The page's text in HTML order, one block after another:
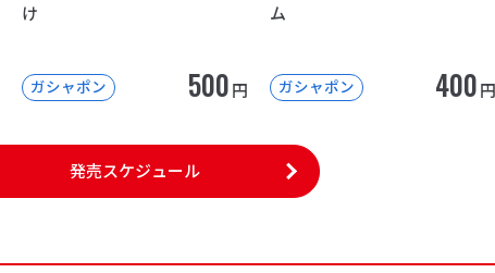
け
ガシャポン 500円
ム
ガシャポン 400円
発売スケジュール